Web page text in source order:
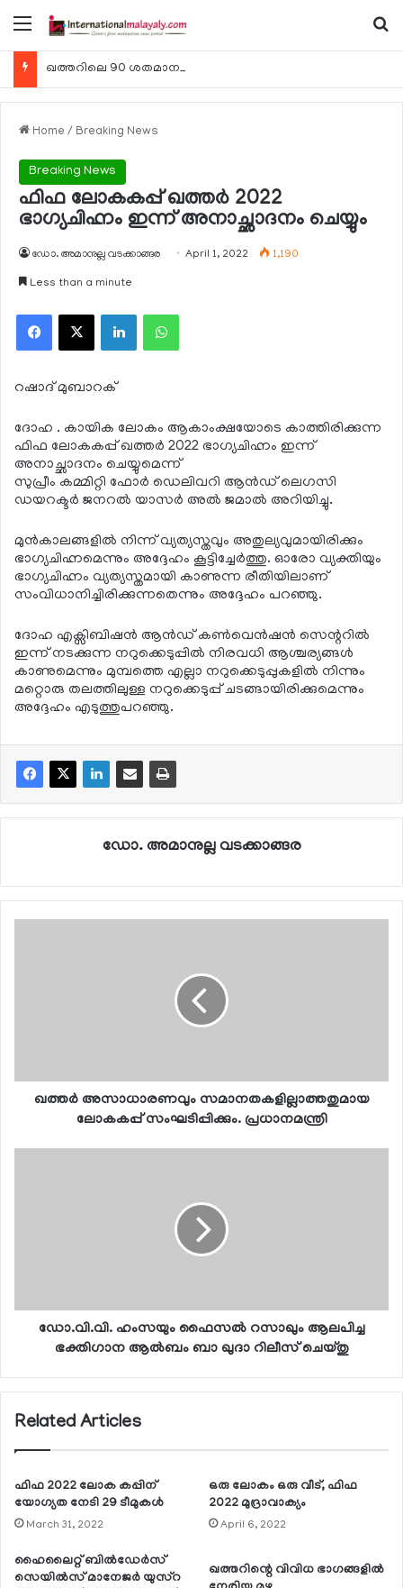
Menu
Home / Breaking News
Breaking News
ഫിഫ ലോകകപ്പ് ഖത്തര്‍ 2022
ഭാഗ്യചിഹ്നം ഇന്ന് അനാച്ഛാദനം ചെയ്യും
ഡോ. അമാനുല്ല വടക്കാങ്ങര April 1, 2022 1,190
Less than a minute
Facebook
X LinkedInWhatsApp
റഷാദ് മുബാറക്
ദോഹ . കായിക ലോകം ആകാംക്ഷയോടെ കാത്തിരിക്കുന്ന
ഫിഫ ലോകകപ്പ് ഖത്തര്‍ 2022 ഭാഗ്യചിഹ്നം ഇന്ന്
അനാച്ഛാദനം ചെയ്യുമെന്ന്
സുപ്രീം കമ്മിറ്റി ഫോര്‍ ഡെലിവറി ആന്‍ഡ് ലെഗസി
ഡയറക്ടര്‍ ജനറല്‍ യാസര്‍ അല്‍ ജമാല്‍ അറിയിച്ചു.
മുന്‍കാലങ്ങളില്‍ നിന്ന് വ്യത്യസ്തവും അതുല്യവുമായിരിക്കും
ഭാഗ്യചിഹ്നമെന്നും അദ്ദേഹം കൂട്ടിച്ചേര്‍ത്തു. ഓരോ വ്യക്തിയും
ഭാഗ്യചിഹ്നം വ്യത്യസ്തമായി കാണുന്ന രീതിയിലാണ്
സംവിധാനിച്ചിരിക്കുന്നതെന്നും അദ്ദേഹം പറഞ്ഞു.
ദോഹ എക്സിബിഷന്‍ ആന്‍ഡ് കണ്‍വെന്‍ഷന്‍ സെന്ററില്‍
ഇന്ന് നടക്കുന്ന നറുക്കെടുപ്പില്‍ നിരവധി ആശ്ചര്യങ്ങള്‍
കാണുമെന്നും മുമ്പത്തെ എല്ലാ നറുക്കെടുപ്പുകളില്‍ നിന്നും
മറ്റൊരു തലത്തിലുള്ള നറുക്കെടുപ്പ് ചടങ്ങായിരിക്കുമെന്നും
അദ്ദേഹം എടുത്തുപറഞ്ഞു.
ഡോ. അമാനുല്ല വടക്കാങ്ങര
ഖത്തര്‍ അസാധാരണവും സമാനതകളില്ലാത്തതുമായ
ലോകകപ്പ് സംഘടിപ്പിക്കും. പ്രധാനമന്ത്രി
ഡോ.വി.വി. ഹംസയും ഫൈസല്‍ റസാഖും ആലപിച്ച
ഭക്തിഗാന ആല്‍ബം ബാ ഖുദാ റിലീസ് ചെയ്തു
Related Articles
ഫിഫ 2022 ലോക കപ്പിന്
യോഗ്യത നേടി 29 ടീമുകള്‍
March 31, 2022
ഒരു ലോകം ഒരു വീട്, ഫിഫ
2022 മുദ്രാവാക്യം
April 6, 2022
ഹൈലൈറ്റ് ബില്‍ഡേര്‍സ്
സെയില്‍സ് മാനേജര്‍ യുസ്റ
ഖത്തറിന്റെ വിവിധ ഭാഗങ്ങളില്‍